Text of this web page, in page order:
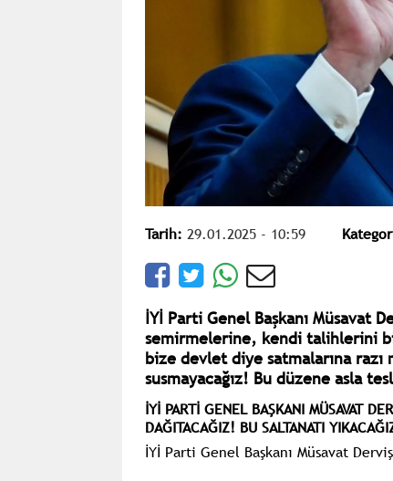
Tarih: 29.01.2025 - 10:59
İYİ Parti Genel Başkanı Müsavat
semirmelerine, kendi talihlerini
bize devlet diye satmalarına razı
susmayacağız! Bu düzene asla
İYİ PARTİ GENEL BAŞKANI MÜSAVAT
DAĞITACAĞIZ! BU SALTANATI
İYİ Parti Genel Başkanı Müsavat